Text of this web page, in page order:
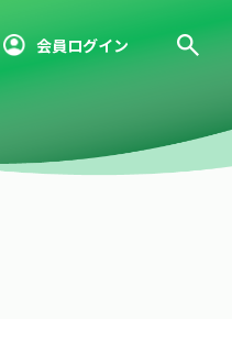
会員ログイン